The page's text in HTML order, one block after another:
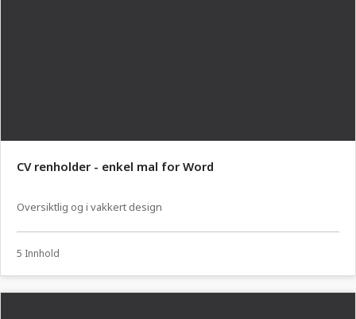
CV renholder - enkel mal for Word
Oversiktlig og i vakkert design
5 Innhold